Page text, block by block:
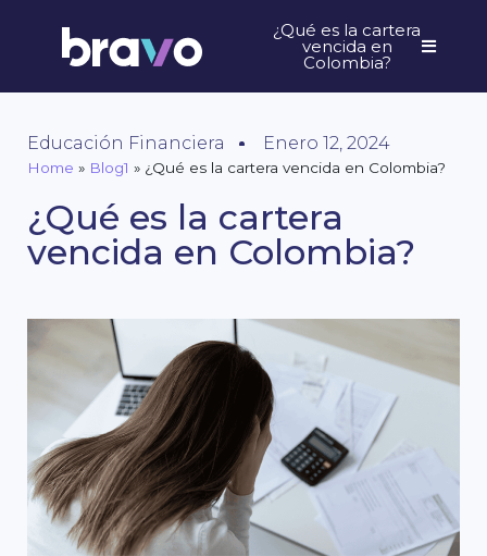
¿Qué es la cartera
vencida en
Colombia?
Educación Financiera Enero 12, 2024
Home » Blog1 » ¿Qué es la cartera vencida en Colombia?
¿Qué es la cartera
vencida en Colombia?